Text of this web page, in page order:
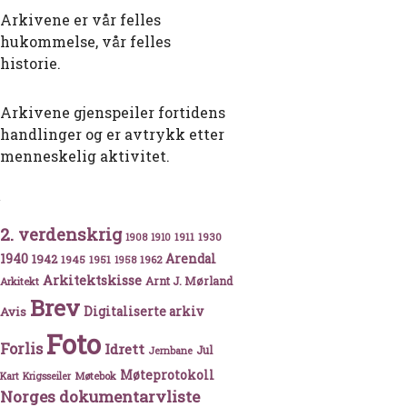
Arkivene er vår felles
hukommelse, vår felles
historie.
Arkivene gjenspeiler fortidens
handlinger og er avtrykk etter
menneskelig aktivitet.
2. verdenskrig 1908 1910 1911 1930
1940 1942 1945 1951 1958 1962 Arendal
Arkitekt Arkitektskisse Arnt J. Mørland
Avis Brev Digitaliserte arkiv
Forlis Foto Idrett Jernbane Jul
Kart Krigsseiler Møtebok Møteprotokoll
Norges dokumentarvliste